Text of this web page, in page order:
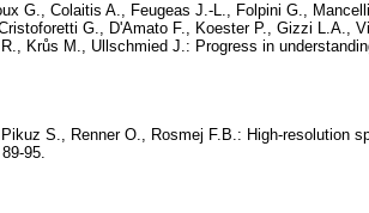
G., Colaitis A., Feugeas J.-L., Folpini G.,
G., D'Amato F., Koester P., Gizzi
Krůs M., Ullschmied J.: Progress in
S., Renner O., Rosmej F.B.: High-
95.